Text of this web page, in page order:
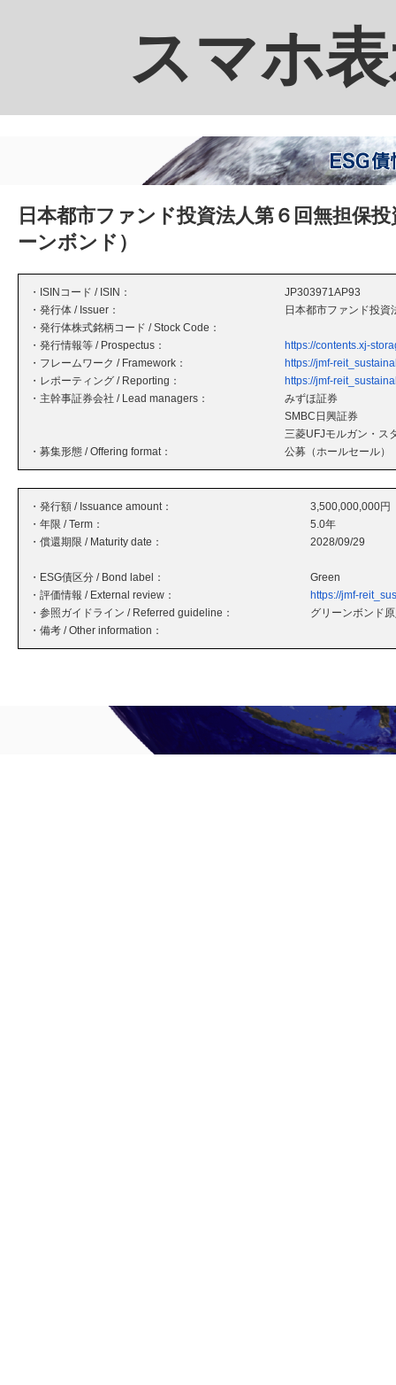
スマホ
日本都市ファンド投資法人第６回無担保
ーンボンド）
・ISINコード / ISIN：
JP303971AP93
・発行体 / Issuer：
日本都市ファンド投資
・発行体株式銘柄コード / Stock Code：
・発行情報等 / Prospectus：
https://contents.xj-
・フレームワーク / Framework：
https://jmf-
・レポーティング / Reporting：
https://jmf-
・主幹事証券会社 / Lead managers：
みずほ証券
SMBC日興証券
三菱UFJモルガン・ス
・募集形態 / Offering format：
公募（ホールセール）
・発行額 / Issuance amount：
3,500,000,000円
・年限 / Term：
5.0年
・償還期限 / Maturity date：
2028/09/29
・ESG債区分 / Bond label：
Green
・評価情報 / External review：
https://jmf-
・参照ガイドライン / Referred guideline：
グリーンボンド
・備考 / Other information：